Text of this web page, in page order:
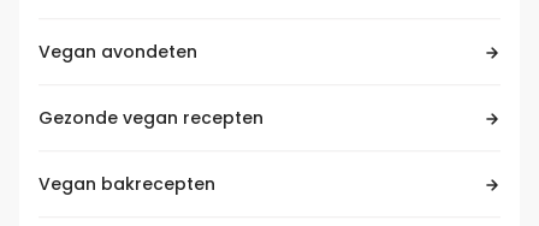
Vegan avondeten
Gezonde vegan recepten
Vegan bakrecepten